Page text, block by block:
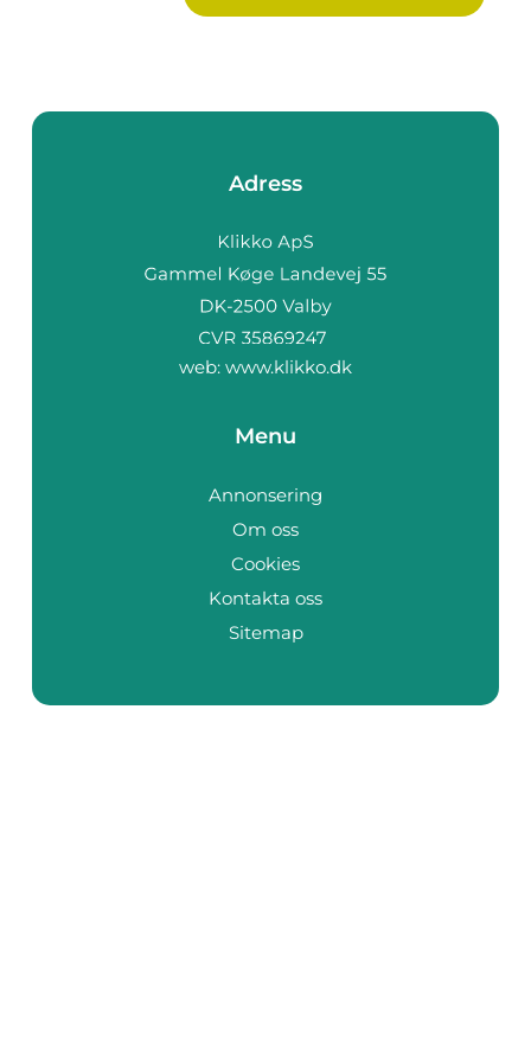
Adress
web: www.klikko.dk
Menu
Annonsering
Om oss
Cookies
Kontakta oss
Sitemap